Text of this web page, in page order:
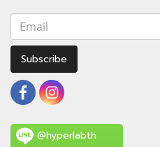
Subscribe
@hyperlabth